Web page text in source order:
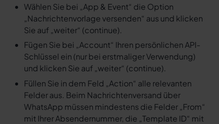
Wählen Sie bei „App & Event“ die Option
„Nachrichtenvorlage versenden“ aus und klicken
Sie auf „weiter“ (continue).
Fügen Sie bei „Account“ Ihren persönlichen API-
Schlüssel ein (nur bei erstmaliger Verwendung)
und klicken Sie auf „weiter“ (continue).
Füllen Sie in dem Feld „Action“ alle relevanten
Felder aus. Beim Nachrichtenversand über
WhatsApp müssen mindestens die Felder „From“
mit Ihrer Absendernummer, die „Template ID“ mit